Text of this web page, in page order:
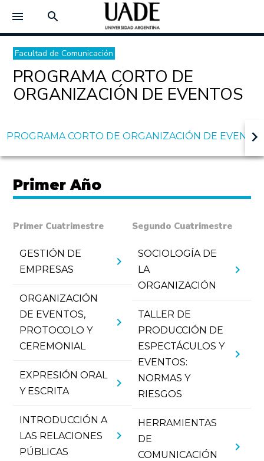
menu search
Facultad de Comunicación
PROGRAMA CORTO DE
ORGANIZACIÓN DE EVENTOS
PROGRAMA CORTO DE ORGANIZACIÓN DE keyboard_arrow_right
Primer Año
Primer Cuatrimestre
GESTIÓN DE
EMPRESAS
chevron_right
ORGANIZACIÓN
DE EVENTOS,
PROTOCOLO Y
CEREMONIAL
chevron_right
EXPRESIÓN ORAL
Y ESCRITA
chevron_right
INTRODUCCIÓN A
LAS RELACIONES
PÚBLICAS
chevron_right
Segundo Cuatrimestre
SOCIOLOGÍA DE
LA
ORGANIZACIÓN
chevron_right
TALLER DE
PRODUCCIÓN DE
ESPECTÁCULOS Y
EVENTOS:
NORMAS Y
RIESGOS
chevron_right
HERRAMIENTAS
DE
COMUNICACIÓN
chevron_right